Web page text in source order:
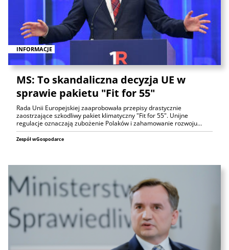
INFORMACJE
MS: To skandaliczna decyzja UE w
sprawie pakietu "Fit for 55"
Rada Unii Europejskiej zaaprobowała przepisy drastycznie
zaostrzające szkodliwy pakiet klimatyczny "Fit for 55". Unijne
regulacje oznaczają zubożenie Polaków i zahamowanie rozwoju…
Zespół wGospodarce